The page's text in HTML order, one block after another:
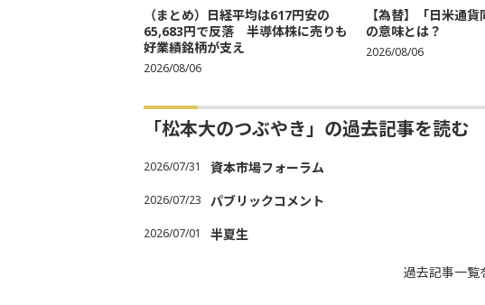
（まとめ）日経平均は617円安の
65,683円で反落 半導体株に売りも
好業績銘柄が支え
2026/08/06
【為替】「日米通貨
の意味とは？
2026/08/06
「松本大のつぶやき」の過去記事を読む
2026/07/31 資本市場フォーラム
2026/07/23 パブリックコメント
2026/07/01 半夏生
過去記事一覧